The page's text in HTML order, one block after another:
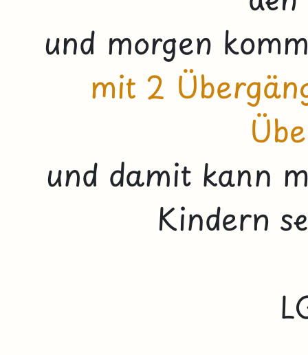
und morgen
mit 2
und damit kann
Kindern